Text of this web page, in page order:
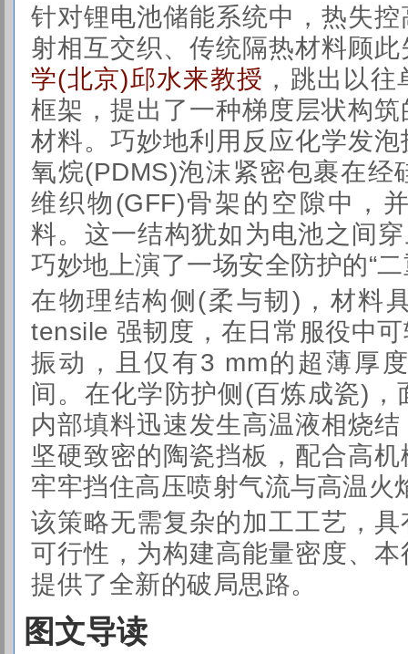
针对锂电池储能系统中，热失
射相互交织、传统隔热材料顾
学(北京)邱水来教授 ，跳出以
框架，提出了一种梯度层状构
材料。巧妙地利用反应化学发
氧烷(PDMS)泡沫紧密包裹在经
维织物(GFF)骨架的空隙中，
料。这一结构犹如为电池之间
巧妙地上演了一场安全防护的“二
在物理结构侧(柔与韧)，材料
tensile 强韧度，在日常服役中
振动，且仅有3 mm的超薄厚
间。在化学防护侧(百炼成瓷)
内部填料迅速发生高温液相烧
坚硬致密的陶瓷挡板，配合高
牢牢挡住高压喷射气流与高温
该策略无需复杂的加工工艺，
可行性，为构建高能量密度、
提供了全新的破局思路。
图文导读